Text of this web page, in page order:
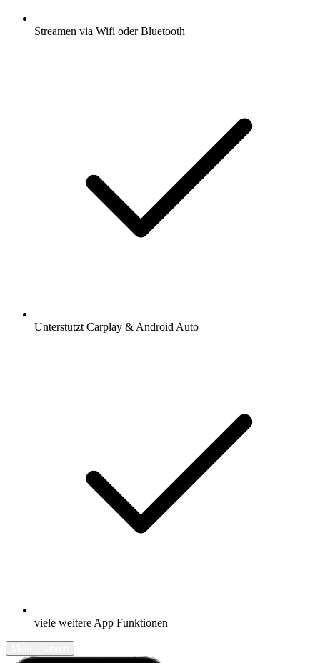
Streamen via Wifi oder Bluetooth
Unterstützt Carplay & Android Auto
viele weitere App Funktionen